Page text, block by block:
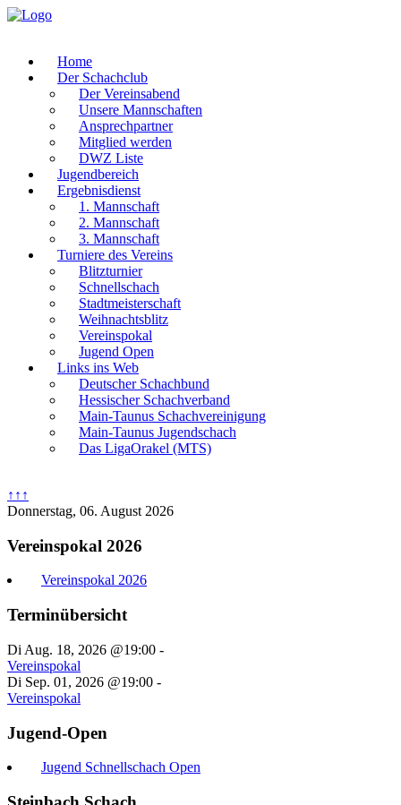
Home
Der Schachclub
Der Vereinsabend
Unsere Mannschaften
Ansprechpartner
Mitglied werden
DWZ Liste
Jugendbereich
Ergebnisdienst
1. Mannschaft
2. Mannschaft
3. Mannschaft
Turniere des Vereins
Blitzturnier
Schnellschach
Stadtmeisterschaft
Weihnachtsblitz
Vereinspokal
Jugend Open
Links ins Web
Deutscher Schachbund
Hessischer Schachverband
Main-Taunus Schachvereinigung
Main-Taunus Jugendschach
Das LigaOrakel (MTS)
↑↑↑
Donnerstag, 06. August 2026
Vereinspokal 2026
Vereinspokal 2026
Terminübersicht
Di Aug. 18, 2026 @19:00 -
Vereinspokal
Di Sep. 01, 2026 @19:00 -
Vereinspokal
Jugend-Open
Jugend Schnellschach Open